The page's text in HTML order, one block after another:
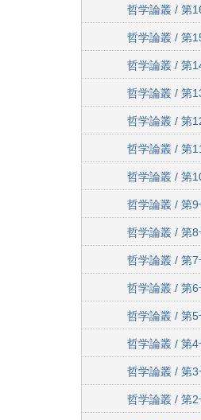
哲学論叢 / 第
哲学論叢 / 第
哲学論叢 / 第
哲学論叢 / 第
哲学論叢 / 第
哲学論叢 / 第
哲学論叢 / 第
哲学論叢 / 第9
哲学論叢 / 第8
哲学論叢 / 第7
哲学論叢 / 第6
哲学論叢 / 第5
哲学論叢 / 第4
哲学論叢 / 第3
哲学論叢 / 第2